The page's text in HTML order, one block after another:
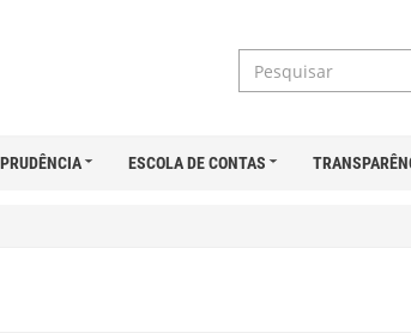
ESCOLA DE CONTAS